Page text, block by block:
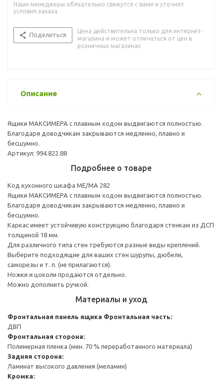
Наши менеджеры обязательно свяжутся с вами и уточнят
условия заказа
Поделиться
Цена действительна только для интернет-
магазина и может отличаться от цен в
розничных магазинах
Описание
Ящики МАКСИМЕРА с плавным ходом выдвигаются полностью.
Благодаря доводчикам закрываются медленно, плавно и
бесшумно.
Артикул: 994.822.88
Подробнее о товаре
Код кухонного шкафа ME/MA 282
Ящики МАКСИМЕРА с плавным ходом выдвигаются полностью.
Благодаря доводчикам закрываются медленно, плавно и
бесшумно.
Каркас имеет устойчивую конструкцию благодаря стенкам из ДСП
толщиной 18 мм.
Для различного типа стен требуются разные виды креплений.
Выберите подходящие для ваших стен шурупы, дюбели,
саморезы и т. п. (не прилагаются).
Ножки и цоколи продаются отдельно.
Можно дополнить ручкой.
Материалы и уход
Фронтальная панель ящика Фронтальная часть:
ДВП
Фронтальная сторона:
Полимерная пленка (мин. 70 % переработанного материала)
Задняя сторона:
Ламинат высокого давления (меламин)
Кромка: